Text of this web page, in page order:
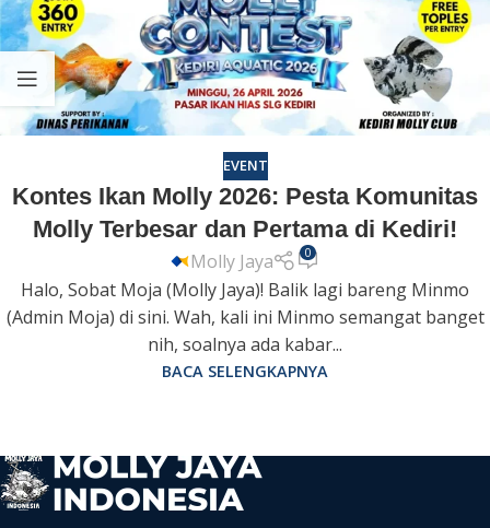
EVENT
Kontes Ikan Molly 2026: Pesta Komunitas
Molly Terbesar dan Pertama di Kediri!
Molly Jaya 0
Halo, Sobat Moja (Molly Jaya)! Balik lagi bareng Minmo
(Admin Moja) di sini. Wah, kali ini Minmo semangat banget
nih, soalnya ada kabar...
BACA SELENGKAPNYA